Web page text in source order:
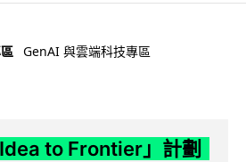
GenAI 與雲端科技專區
to Frontier」計劃